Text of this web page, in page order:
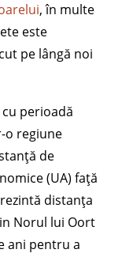
, în multe
este
pe lângă noi
perioadă
o regiune
de
(UA) față
distanța
Norul lui Oort
ani pentru a